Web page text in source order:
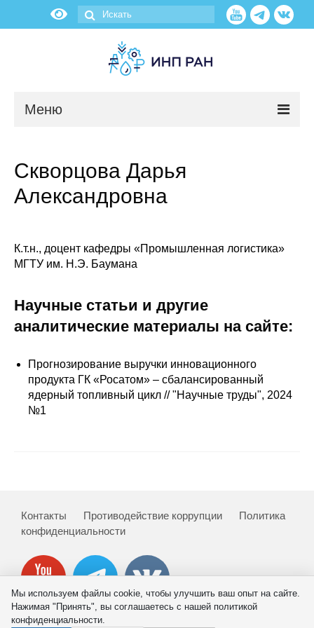
Меню
Об институте
Научные подразделения
Противодействие коррупции
Издания
О журнале
Номера журналов
Скворцова Дарья
Александровна
К.т.н., доцент кафедры «Промышленная логистика»
МГТУ им. Н.Э. Баумана
Научные статьи и другие
аналитические материалы на сайте:
Прогнозирование выручки инновационного
продукта ГК «Росатом» – сбалансированный
ядерный топливный цикл // "Научные труды", 2024
№1
Контакты Противодействие коррупции
Политика
конфиденциальности
Мы используем файлы cookie, чтобы улучшить ваш опыт на сайте.
Нажимая "Принять", вы соглашаетесь с нашей политикой
конфиденциальности.